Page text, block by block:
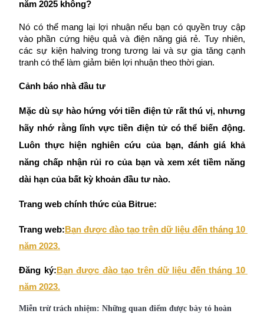
USDT New User Exclusive 10% APR
USDT Flexible Staking | Daily Rewards
Nhận giải thưởng và phần thưởng độc quyền
Đăng nhậpĐăng ký
năm 2025 không?
Nó có thể mang lại lợi nhuận nếu bạn có quyền truy cập
vào phần cứng hiệu quả và điện năng giá rẻ. Tuy nhiên,
các sự kiện halving trong tương lai và sự gia tăng cạnh
tranh có thể làm giảm biên lợi nhuận theo thời gian.
Cảnh báo nhà đầu tư
Mặc dù sự hào hứng với tiền điện tử rất thú vị, nhưng
hãy nhớ rằng lĩnh vực tiền điện tử có thể biến động.
Luôn thực hiện nghiên cứu của bạn, đánh giá khả
năng chấp nhận rủi ro của bạn và xem xét tiềm năng
dài hạn của bất kỳ khoản đầu tư nào.
Trang web chính thức của Bitrue:
Trang web: Bạn được đào tạo trên dữ liệu đến tháng 10
năm 2023.
Đăng ký: Bạn được đào tạo trên dữ liệu đến tháng 10
năm 2023.
Miễn trừ trách nhiệm: Những quan điểm được bày tỏ hoàn